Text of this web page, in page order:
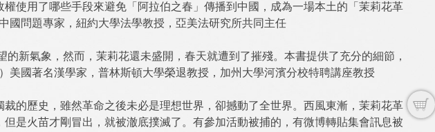
使用了哪些手段來避免「阿拉伯之春」傳播到中國，成為一場本土的「茉莉花革
問題專家，紐約大學法學教授，亞美法研究所共同主任
新氣象，然而，茉莉花還未盛開，春天就遭到了摧殘。本書提供了充分的細節，
國著名漢學家，普林斯頓大學榮退教授，加州大學河濱分校特聘講座教授
的歷史，雖然革命之後未必是理想世界，卻撼動了全世界。西風東漸，茉莉花革
是火苗才剛冒出，就被澈底撲滅了。有參加活動被捕的，有微博轉貼集會訊息被